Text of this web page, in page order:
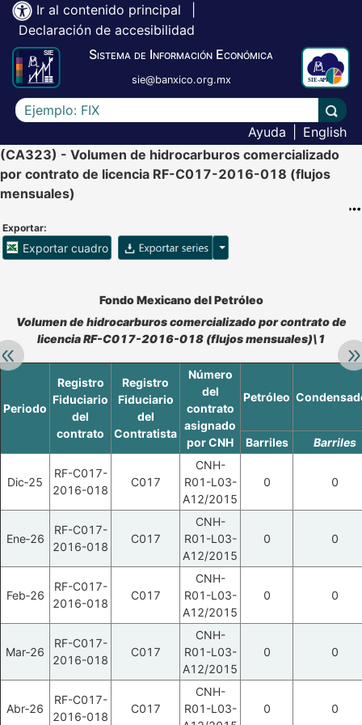
Ir al contenido principal
Declaración de accesibilidad
Sistema de Información Económica
sie@banxico.org.mx
Escriba el texto a buscar
Ayuda
English
(CA323) - Volumen de hidrocarburos comercializado
por contrato de licencia RF-C017-2016-018 (flujos
mensuales)
Exportar:
Exportar cuadro Opciones para exportar
Retroceder:
Accesibilidad de Cuadros Analíticos, al exportar el cuadro
Fondo Mexicano del Petróleo
Volumen de hidrocarburos comercializado por contrato de
licencia RF-C017-2016-018 (flujos mensuales)\1
Periodo
Registro
Fiduciario
del
contrato
Registro
Fiduciario
del
Contratista
Número
del
contrato
asignado
por CNH
Petróleo
Barriles Barriles
Dic‑25
RF-C017-
2016-018
C017
CNH-
R01-L03-
A12/2015
0 0
Ene‑26
RF-C017-
2016-018
C017
CNH-
R01-L03-
A12/2015
0 0
Feb‑26
RF-C017-
2016-018
C017
CNH-
R01-L03-
A12/2015
0 0
Mar‑26
RF-C017-
2016-018
C017
CNH-
R01-L03-
A12/2015
0 0
Abr‑26
RF-C017-
2016-018
C017
CNH-
R01-L03-
0 0